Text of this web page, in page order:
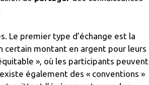
Le premier type d’échange est la
certain montant en argent pour leurs
», où les participants peuvent
également des « conventions »